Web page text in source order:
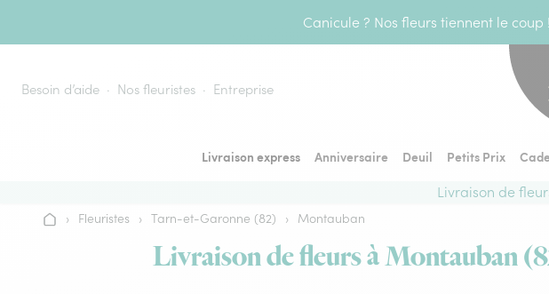
Canicule ? Nos fleurs tiennent le
Besoin d’aide Nos fleuristes Entreprise
Livraison express Anniversaire Deuil Petits Prix
Livraison de
Accueil
› Fleuristes › Tarn-et-Garonne (82) › Montauban
Livraison de fleurs à Montauban